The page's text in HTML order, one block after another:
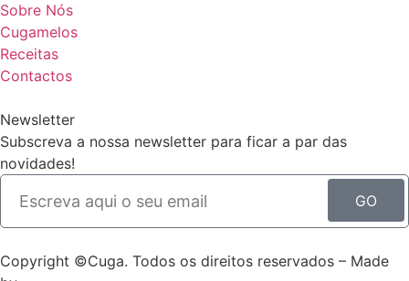
Sobre Nós
Cugamelos
Receitas
Contactos
Newsletter
Subscreva a nossa newsletter para ficar a par das
novidades!
GO
Copyright ©Cuga. Todos os direitos reservados – Made